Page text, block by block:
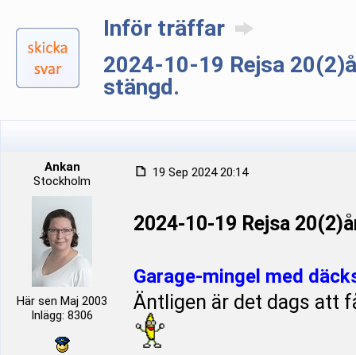
Inför träffar
2024-10-19 Rejsa
stängd.
Ankan
Stockholm
Här sen Maj 2003
Inlägg: 8306
19 Sep 2024 20:14
2024-10-19 Rejsa
Garage-mingel med
Äntligen är det dags att